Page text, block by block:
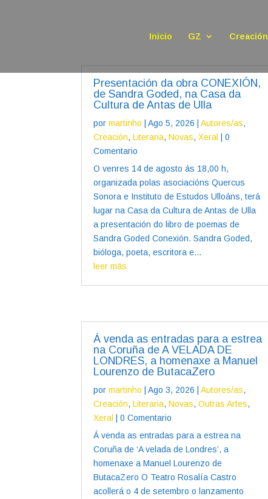
Inicio GZ Creación
Presentación da obra CONEXIÓN,
de Sandra Goded, na Casa da
Cultura de Antas de Ulla
pormartinho |Ago 5, 2026 |Autores/as,
Creación,Literaria,Novas,Xeral | 0
Comentario
O venres 14 de agosto ás 18,00 h,
organizada polas asociacións Quercus
Sonora e Instituto de Estudos Ulloáns, terá
lugar na Casa da Cultura de Antas de Ulla
a presentación do libro de poemas de
Sandra Goded Conexión. Sandra Goded,
bióloga, poeta, escritora e...
leer más
Á venda as entradas para a estrea
na Coruña de A VELADA DE
LONDRES, a homenaxe a Manuel
Lourenzo de ButacaZero
pormartinho |Ago 3, 2026 |Autores/as,
Creación,Literaria,Novas,Outras Artes,
Xeral
| 0 Comentario
Á venda as entradas para a estrea na
Coruña de ‘A velada de Londres’, a
homenaxe a Manuel Lourenzo de
ButacaZero O Teatro Rosalía Castro
acollerá o 4 de setembro o lanzamento